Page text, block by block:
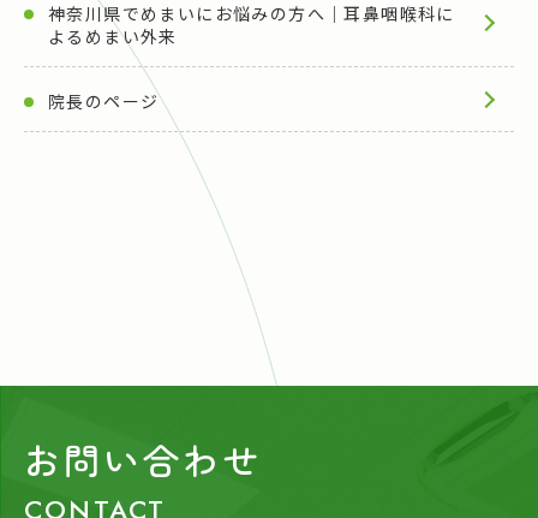
神奈川県でめまいにお悩みの方へ｜耳鼻咽喉科に
よるめまい外来
院長のページ
お問い合わせ
CONTACT